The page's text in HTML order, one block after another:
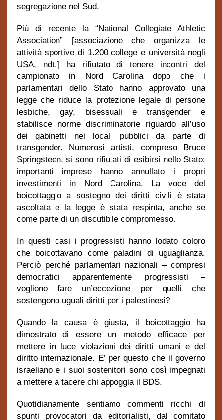
segregazione nel Sud.
Più di recente la “National Collegiate Athletic
Association” [associazione che organizza le
attività sportive di 1.200 college e università negli
USA, ndt.] ha rifiutato di tenere incontri del
campionato in Nord Carolina dopo che i
parlamentari dello Stato hanno approvato una
legge che riduce la protezione legale di persone
lesbiche, gay, bisessuali e transgender e
stabilisce norme discriminatorie riguardo all’uso
dei gabinetti nei locali pubblici da parte di
transgender. Numerosi artisti, compreso Bruce
Springsteen, si sono rifiutati di esibirsi nello Stato;
importanti imprese hanno annullato i propri
investimenti in Nord Carolina. La voce del
boicottaggio a sostegno dei diritti civili è stata
ascoltata e la legge è stata respinta, anche se
come parte di un discutibile compromesso.
In questi casi i progressisti hanno lodato coloro
che boicottavano come paladini di uguaglianza.
Perciò perché parlamentari nazionali – compresi
democratici apparentemente progressisti –
vogliono fare un’eccezione per quelli che
sostengono uguali diritti per i palestinesi?
Quando la causa è giusta, il boicottaggio ha
dimostrato di essere un metodo efficace per
mettere in luce violazioni dei diritti umani e del
diritto internazionale. E’ per questo che il governo
israeliano e i suoi sostenitori sono così impegnati
a mettere a tacere chi appoggia il BDS.
Quotidianamente sentiamo commenti ricchi di
spunti provocatori da editorialisti, dal comitato